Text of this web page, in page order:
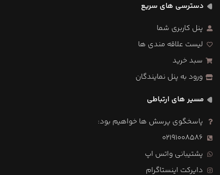
دسترسی های سریع
پنل کاربری شما
لیست علاقه مندی ها
سبد خرید
ورود به پنل نمایندگان
مسیر های ارتباطی
پاسخگوی پرسش ها خواهیم بود:
02191008586
پشتیبانی واتس اپ
دایرکت اینستاگرام